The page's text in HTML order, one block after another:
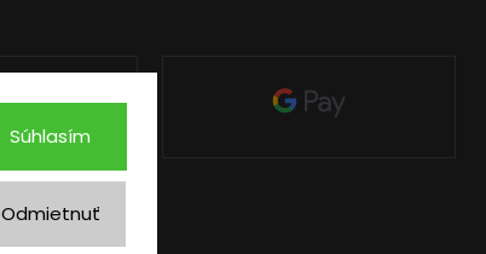
Odmietnuť
Súhlasím